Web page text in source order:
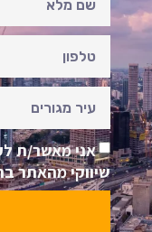
אני מאשר/ת
שיווקי מהאתר